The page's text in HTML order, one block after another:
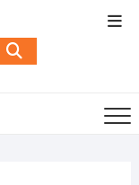
Search